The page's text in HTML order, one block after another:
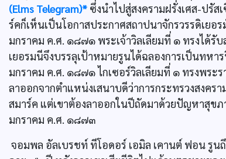
(Elms Telegram)* ซึ่งนำไปสู่สงครามฝรั่งเศส-ปรั
ร์คก็เห็นเป็นโอกาสประกาศสถาปนาจักรวรรดิเยอ
มกราคม ค.ศ. ๑๘๗๑ พระเจ้าวิลเลียมที่ ๑ ทรงได้รั
เยอรมนีจึงบรรลุเป้าหมายรูนได้ฉลองการเป็นทห
มกราคม ค.ศ. ๑๘๗๑ ไกเซอร์วิลเลียมที่ ๑ ทรงพร
ลาออกจากตำแหน่งเสนาบดีว่าการกระทรวงสงค
สมาร์ค แต่เขาต้องลาออกในปีถัดมาด้วยปัญหาสุข
มกราคม ค.ศ. ๑๘๗๓
จอมพล อัลเบรชท์ ทีโอดอร์ เอมิล เคานต์ ฟอน รู